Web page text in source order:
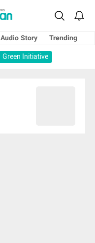
Audio Story
Trending
Green Initiative